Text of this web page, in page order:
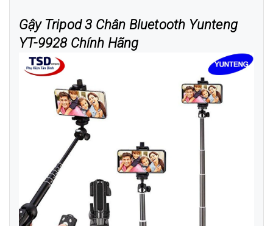
Gậy Tripod 3 Chân Bluetooth Yunteng
YT-9928 Chính Hãng